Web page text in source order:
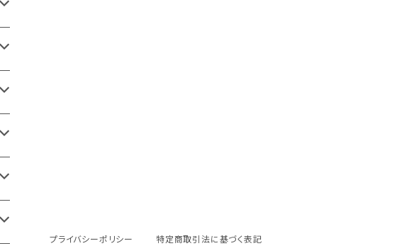
プライバシーポリシー 特定商取引法に基づく表記